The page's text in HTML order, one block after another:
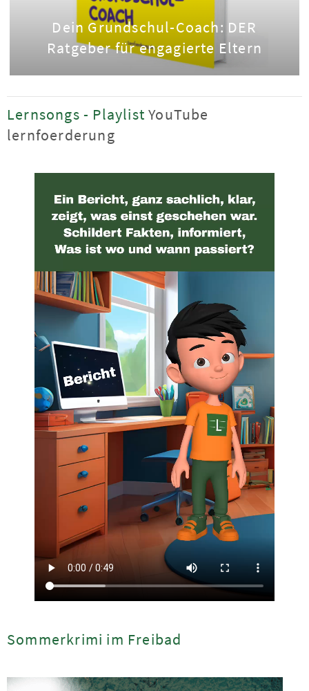
Dein Grundschul-Coach: DER
Ratgeber für engagierte Eltern
Lernsongs - PlaylistYouTube
lernfoerderung
Sommerkrimi im Freibad